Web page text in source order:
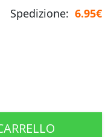
Spedizione: 6.95€